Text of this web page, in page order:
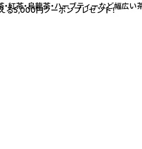
紅茶・烏龍茶・ハーブティーなど幅広い
る5,000円クーポンプレゼント！